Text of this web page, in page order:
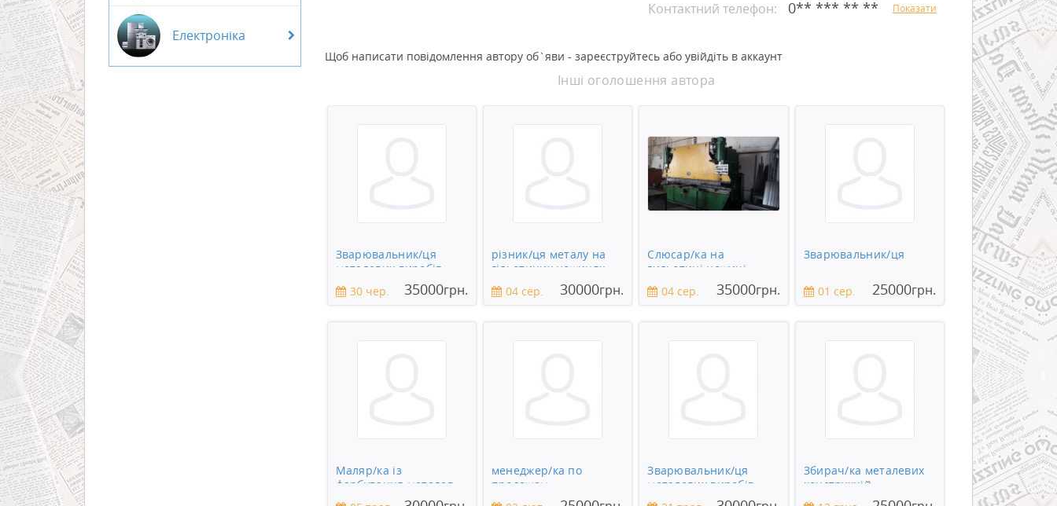
Електроніка
Контактний телефон: 0** *** ** ** Показати
Щоб написати повідомлення автору об`яви - зареєструйтесь або увійдіть в аккаунт
Інші оголошення автора
Зварювальник/ця
металевих виробів
30 чер.
35000грн.
різник/ця металу на
гільотиних ножицях
04 сер.
30000грн.
Слюсар/ка на
гильотині ножиці
04 сер.
35000грн.
Зварювальник/ця
01 сер. 25000грн.
Маляр/ка із
фарбування металевих
виробів
менеджер/ка по
продажам
Зварювальник/ця
металевих виробів
Збирач/ка металевих
конструкцій